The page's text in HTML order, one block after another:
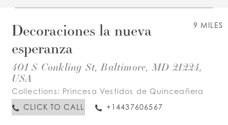
9 MILES
Decoraciones la nueva
esperanza
401 S Conkling St, Baltimore, MD 21224,
USA
Collections: Princesa Vestidos de Quinceañera
CLICK TO CALL
+14437606567